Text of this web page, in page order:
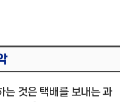
는 것은 택배를 보내는 과